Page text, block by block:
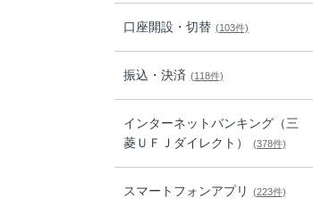
口座開設・切替 (103件)
振込・決済 (118件)
インターネットバンキング（三
菱ＵＦＪダイレクト）
(378件)
スマートフォンアプリ (223件)